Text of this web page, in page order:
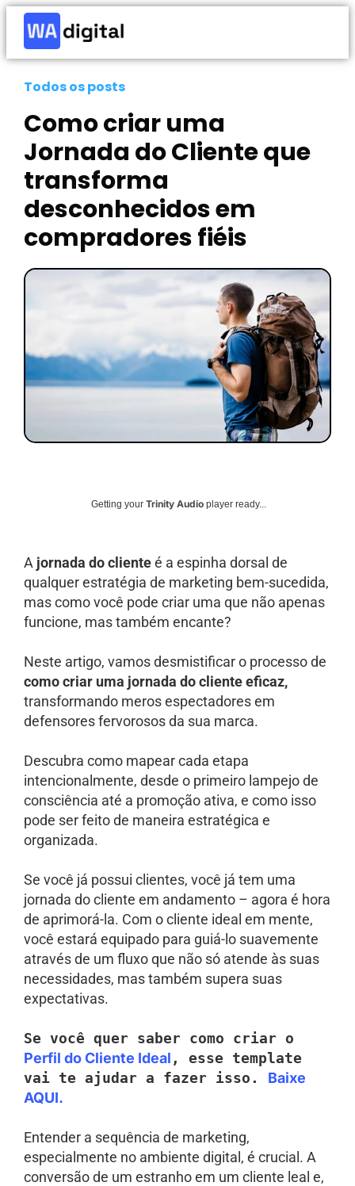
Todos os posts
Como criar uma
Jornada do Cliente que
transforma
desconhecidos em
compradores fiéis
Getting your Trinity Audioplayer ready...
A jornada do clienteé a espinha dorsal de
qualquer estratégia de marketing bem-sucedida,
mas como você pode criar uma que não apenas
funcione, mas também encante?
Neste artigo, vamos desmistificar o processo de
como criar uma jornada do cliente eficaz,
transformando meros espectadores em
defensores fervorosos da sua marca.
Descubra como mapear cada etapa
intencionalmente, desde o primeiro lampejo de
consciência até a promoção ativa, e como isso
pode ser feito de maneira estratégica e
organizada.
Se você já possui clientes, você já tem uma
jornada do cliente em andamento – agora é hora
de aprimorá-la. Com o cliente ideal em mente,
você estará equipado para guiá-lo suavemente
através de um fluxo que não só atende às suas
necessidades, mas também supera suas
expectativas.
Se você quer saber como criar o
Perfil do Cliente Ideal , esse template
vai te ajudar a fazer isso. Baixe
AQUI.
Entender a sequência de marketing,
especialmente no ambiente digital, é crucial. A
conversão de um estranho em um cliente leal e,